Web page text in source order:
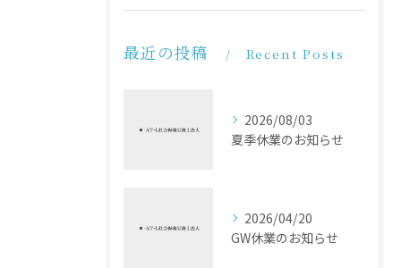
最近の投稿 Recent Posts
2026/08/03
夏季休業のお知らせ
2026/04/20
GW休業のお知らせ